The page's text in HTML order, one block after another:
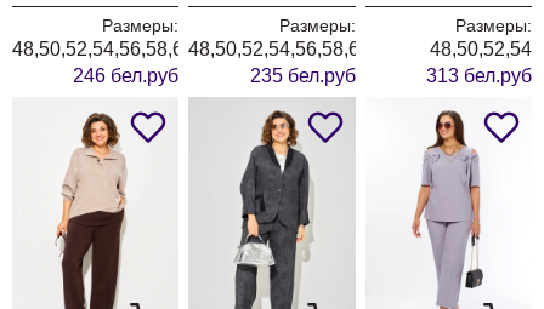
Размеры:
48,50,52,54,56,58,60,62,64
246 бел.руб
Размеры:
48,50,52,54,56,58,60,62,64
235 бел.руб
Размеры:
48,50,52,54
313 бел.руб